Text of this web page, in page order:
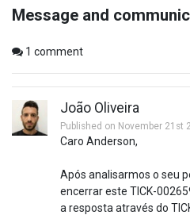
Message and
1 comment
João Oliveira
Published on November 21st
Caro Anderson,
Após analisarmos o seu
encerrar este TICK-
a resposta através do